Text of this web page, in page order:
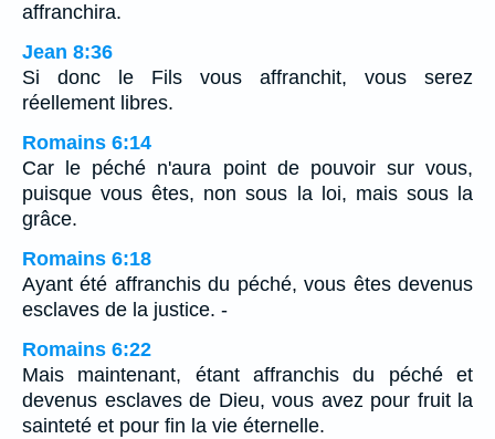
affranchira.
Jean 8:36
Si donc le Fils vous affranchit, vous serez
réellement libres.
Romains 6:14
Car le péché n'aura point de pouvoir sur vous,
puisque vous êtes, non sous la loi, mais sous la
grâce.
Romains 6:18
Ayant été affranchis du péché, vous êtes devenus
esclaves de la justice. -
Romains 6:22
Mais maintenant, étant affranchis du péché et
devenus esclaves de Dieu, vous avez pour fruit la
sainteté et pour fin la vie éternelle.